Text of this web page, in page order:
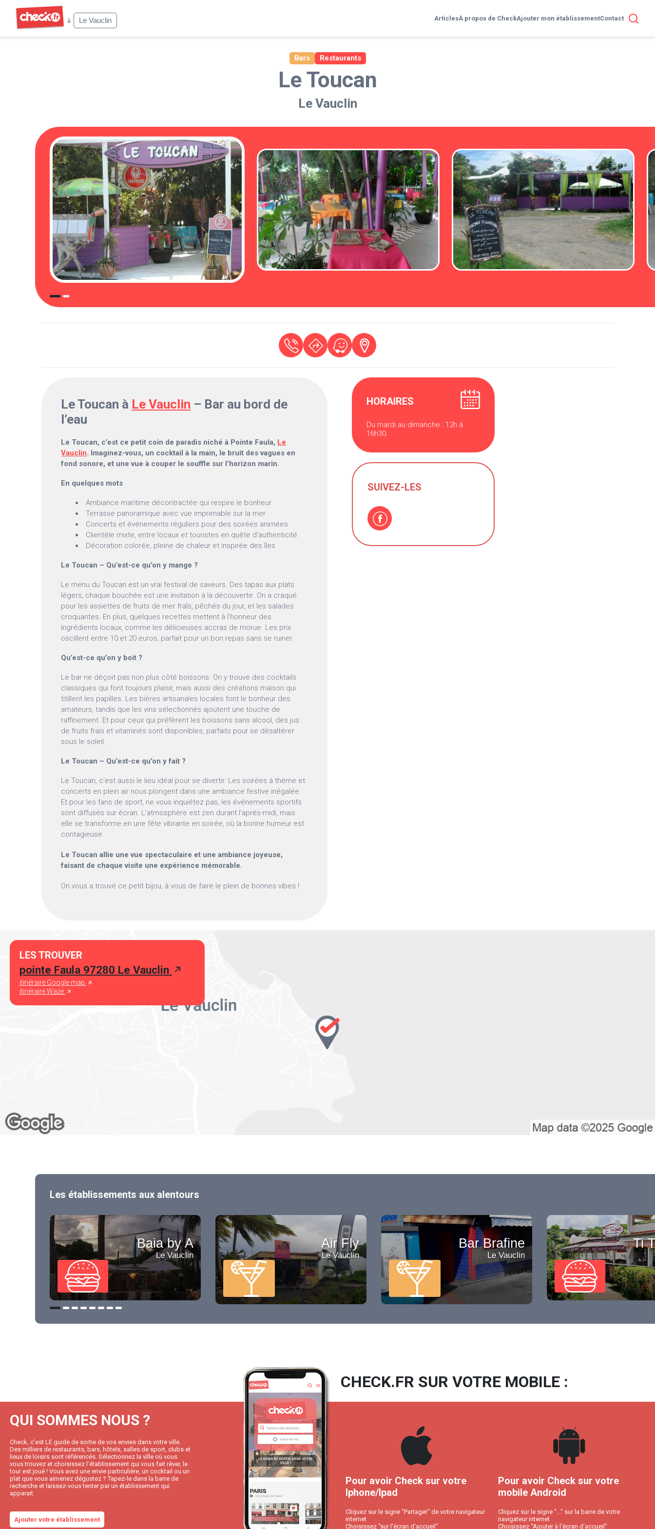
à
Le Vauclin ArticlesÀ propos de CheckAjouter mon établissementContact
Bars Restaurants
Le Toucan
Le Vauclin
Le Toucan à Le Vauclin – Bar au bord de
l’eau
Le Toucan, c’est ce petit coin de paradis niché à Pointe Faula, Le
Vauclin. Imaginez-vous, un cocktail à la main, le bruit des vagues en
fond sonore, et une vue à couper le souffle sur l’horizon marin.
En quelques mots
Ambiance maritime décontractée qui respire le bonheur
Terrasse panoramique avec vue imprenable sur la mer
Concerts et événements réguliers pour des soirées animées
Clientèle mixte, entre locaux et touristes en quête d’authenticité
Décoration colorée, pleine de chaleur et inspirée des îles
Le Toucan – Qu’est-ce qu’on y mange ?
Le menu du Toucan est un vrai festival de saveurs. Des tapas aux plats
légers, chaque bouchée est une invitation à la découverte. On a craqué
pour les assiettes de fruits de mer fraîs, pêchés du jour, et les salades
croquantes. En plus, quelques recettes mettent à l’honneur des
ingrédients locaux, comme les délicieuses accras de morue. Les prix
oscillent entre 10 et 20 euros, parfait pour un bon repas sans se ruiner.
Qu’est-ce qu’on y boit ?
Le bar ne déçoit pas non plus côté boissons. On y trouve des cocktails
classiques qui font toujours plaisir, mais aussi des créations maison qui
titillent les papilles. Les bières artisanales locales font le bonheur des
amateurs, tandis que les vins sélectionnés ajoutent une touche de
raffinement. Et pour ceux qui préfèrent les boissons sans alcool, des jus
de fruits frais et vitaminés sont disponibles, parfaits pour se désaltérer
sous le soleil.
Le Toucan – Qu’est-ce qu’on y fait ?
Le Toucan, c’est aussi le lieu idéal pour se divertir. Les soirées à thème et
concerts en plein air nous plongent dans une ambiance festive inégalée.
Et pour les fans de sport, ne vous inquiétez pas, les événements sportifs
sont diffusés sur écran. L’atmosphère est zen durant l’après-midi, mais
elle se transforme en une fête vibrante en soirée, où la bonne humeur est
contagieuse.
Le Toucan allie une vue spectaculaire et une ambiance joyeuse,
faisant de chaque visite une expérience mémorable.
On vous a trouvé ce petit bijou, à vous de faire le plein de bonnes vibes !
HORAIRES
Du mardi au dimanche : 12h à
16h30.
SUIVEZ-LES
LES TROUVER
pointe Faula 97280 Le Vauclin
itinéraire Google map
itinéraire Waze
Les établissements aux alentours
Baia by A
Le Vauclin
Air Fly
Le Vauclin
Bar Brafine
Le Vauclin
Ti
QUI SOMMES NOUS ?
Check, c’est LE guide de sortie de vos envies dans votre ville.
Des milliers de restaurants, bars, hôtels, salles de sport, clubs et
lieux de loisirs sont référencés. Sélectionnez la ville où vous
vous trouvez et choisissez l’établissement qui vous fait rêver, le
tour est joué ! Vous avez une envie particulière, un cocktail ou un
plat que vous aimeriez dégustez ? Tapez-le dans la barre de
recherche et laissez-vous tenter par un établissement qui
apparait.
Ajouter votre établissement
CHECK.FR SUR VOTRE MOBILE :
Pour avoir Check sur votre
Iphone/Ipad
Cliquez sur le signe "Partager" de votre navigateur
internet
Choisissez "sur l'écran d'accueil"
Pour avoir Check sur votre
mobile Android
Cliquez sur le signe "..." sur la barre de votre
navigateur internet
Choisissez "Ajouter à l'écran d'accueil"